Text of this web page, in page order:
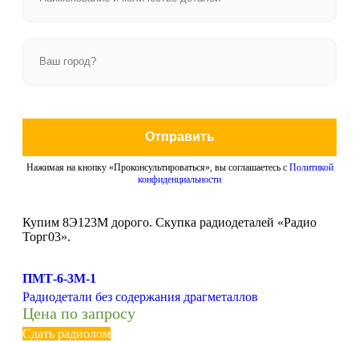
Отправить
Нажимая на кнопку «Проконсультироваться», вы соглашаетесь с Политикой
конфиденциальности
Купим 8Э123М дорого. Скупка радиодеталей «Радио
Торг03».
ПМТ-6-3М-1
Радиодетали без содержания драгметаллов
Цена по запросу
Сдать радиолом